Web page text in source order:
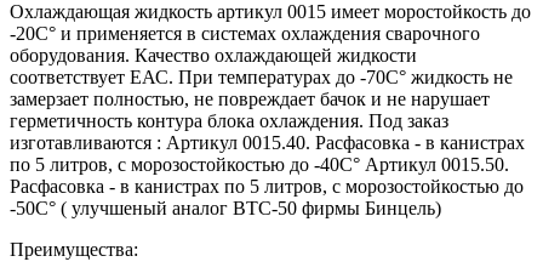
Охлаждающая жидкость артикул 0015 имеет моростойкость до
-20C° и применяется в системах охлаждения сварочного
оборудования. Качество охлаждающей жидкости
соответствует ЕАС. При температурах до -70C° жидкость не
замерзает полностью, не повреждает бачок и не нарушает
герметичность контура блока охлаждения. Под заказ
изготавливаются : Артикул 0015.40. Расфасовка - в канистрах
по 5 литров, с морозостойкостью до -40C° Артикул 0015.50.
Расфасовка - в канистрах по 5 литров, с морозостойкостью до
-50C° ( улучшеный аналог BTC-50 фирмы Бинцель)
Преимущества: